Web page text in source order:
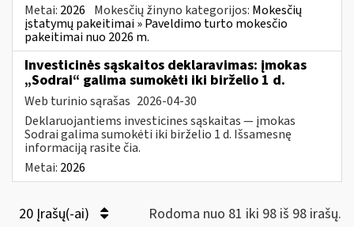
Metai: 2026 Mokesčių žinyno kategorijos: Mokesčių
įstatymų pakeitimai » Paveldimo turto mokesčio
pakeitimai nuo 2026 m.
Investicinės sąskaitos deklaravimas: įmokas
„Sodrai“ galima sumokėti iki birželio 1 d.
Web turinio sąrašas 2026-04-30
Deklaruojantiems investicines sąskaitas — įmokas
Sodrai galima sumokėti iki birželio 1 d. Išsamesnę
informaciją rasite čia.
Metai: 2026
20 Įrašų(-ai) Rodoma nuo 81 iki 98 iš 98 irašų.